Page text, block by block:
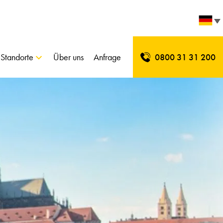
Standorte Über uns Anfrage 0800 31 31 200